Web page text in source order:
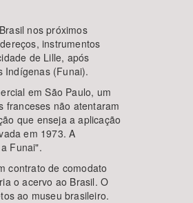
BUSCAR
nos próximos
instrumentos
de Lille, após
Indígenas (Funai).
em São Paulo, um
franceses não atentaram
que enseja a aplicação
em 1973. A
Funai".
contrato de comodato
o acervo ao Brasil. O
ao museu brasileiro.